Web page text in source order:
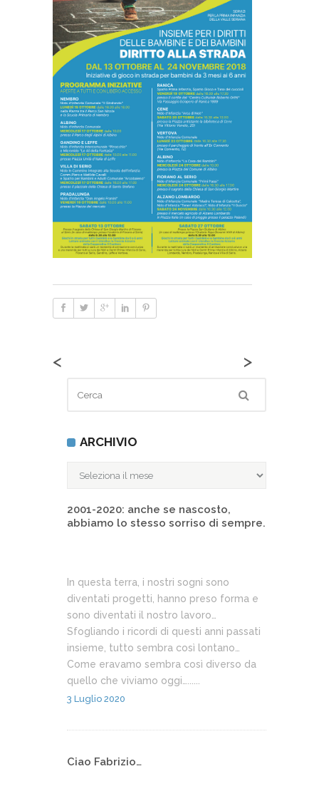
< >
ARCHIVIO
2001-2020: anche se nascosto,
abbiamo lo stesso sorriso di sempre.
In questa terra, i nostri sogni sono
diventati progetti, hanno preso forma e
sono diventati il nostro lavoro…
Sfogliando i ricordi di questi anni passati
insieme, tutto sembra così lontano…
Come eravamo sembra così diverso da
quello che viviamo oggi…......
3 Luglio 2020
Ciao Fabrizio…